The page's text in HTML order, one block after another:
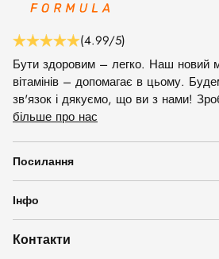
(4.99/5)
Бути здоровим – легко. Наш новий
вітамінів – допомагає в цьому.
зв'язок і дякуємо, що ви з нами!
більше про нас
Посилання
Інфо
Контакти